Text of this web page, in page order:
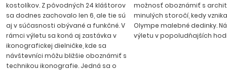
kostolíkov. Z pôvodných 24 kláštorov
sa dodnes zachovalo len 6, ale tie sú
aj v súčasnosti obývané a funkčné. V
rámci výletu sa koná aj zastávka v
ikonografickej dielničke, kde sa
návštevníci môžu bližšie oboznámiť s
technikou ikonografie. Jedná sa o
možnosť oboznámiť s
minulých storočí, kedy
Olympe malebné dedinky.
výletu v popoludňajších